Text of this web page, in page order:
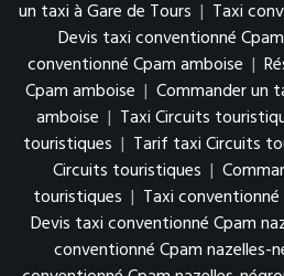
un taxi à Gare de Tours | Taxi
Devis taxi conventionné
conventionné Cpam amboise |
Cpam amboise | Commander un
amboise | Taxi Circuits
touristiques | Tarif taxi Circuits
Circuits touristiques |
touristiques | Taxi
Devis taxi conventionné Cpam
conventionné Cpam nazelles-